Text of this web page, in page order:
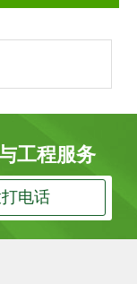
工程服务
电话